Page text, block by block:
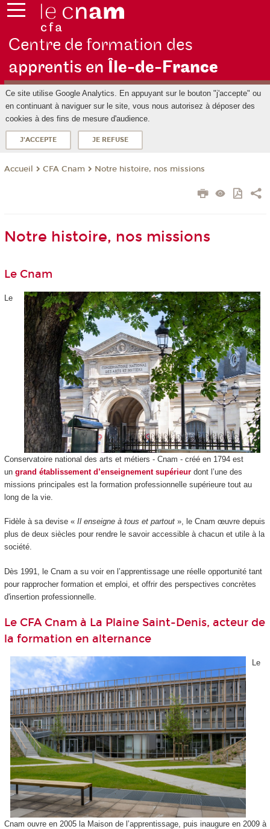
Centre de formation des
apprentis en Île-de-France
Ce site utilise Google Analytics. En appuyant sur le bouton "j'accepte" ou
en continuant à naviguer sur le site, vous nous autorisez à déposer des
cookies à des fins de mesure d'audience.
J'ACCEPTE JE REFUSE
Accueil CFA Cnam Notre histoire, nos missions
Notre histoire, nos missions
Le Cnam
Le
Conservatoire national des arts et métiers - Cnam - créé en 1794 est
un grand établissement d’enseignement supérieurdont l’une des
missions principales est la formation professionnelle supérieure tout au
long de la vie.
Fidèle à sa devise « Il enseigne à tous et partout», le Cnam œuvre depuis
plus de deux siècles pour rendre le savoir accessible à chacun et utile à la
société.
Dès 1991, le Cnam a su voir en l’apprentissage une réelle opportunité tant
pour rapprocher formation et emploi, et offrir des perspectives concrètes
d'insertion professionnelle.
Le CFA Cnam à La Plaine Saint-Denis, acteur de
la formation en alternance
Le
Cnam ouvre en 2005 la Maison de l’apprentissage, puis inaugure en 2009 à